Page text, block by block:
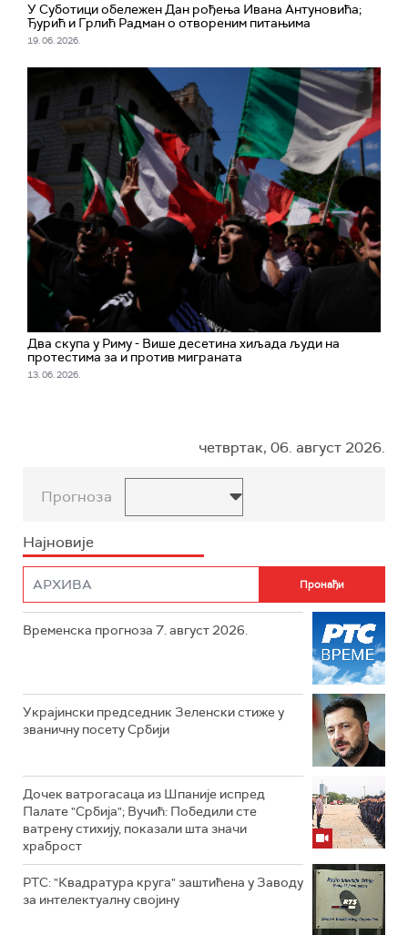
У Суботици обележен Дан рођења Ивана Антуновића;
Ђурић и Грлић Радман о отвореним питањима
19. 06. 2026.
Два скупа у Риму - Више десетина хиљада људи на
протестима за и против миграната
13. 06. 2026.
четвртак, 06. август 2026.
Прогноза
Најновије
Временска прогноза 7. август 2026.
Украјински председник Зеленски стиже у
званичну посету Србији
Дочек ватрогасаца из Шпаније испред
Палате "Србија"; Вучић: Победили сте
ватрену стихију, показали шта значи
храброст
РТС: "Квадратура круга" заштићена у Заводу
за интелектуалну својину